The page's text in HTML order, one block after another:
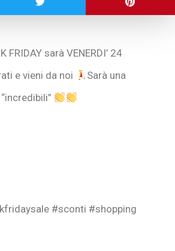
FRIDAY sarà VENERDI’ 24
e vieni da noi
Sarà una
#sconti #shopping